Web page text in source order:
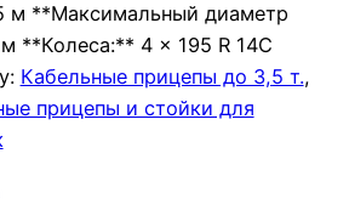
м **Максимальный диаметр
**Колеса:** 4 × 195 R 14C
Кабельные прицепы до 3,5 т.
прицепы и стойки для